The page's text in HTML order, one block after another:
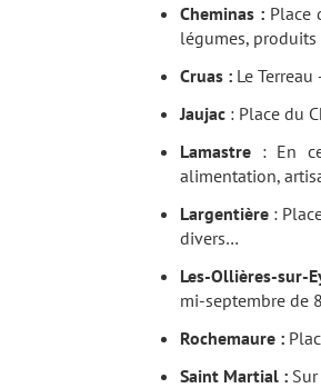
Cheminas : Place
légumes,
Cruas : Le
Jaujac : Place du
Lamastre : En
alimentation,
Largentière :
divers…
Les-Ollières-sur-
mi-septembre de
Rochemaure :
Saint Martial :